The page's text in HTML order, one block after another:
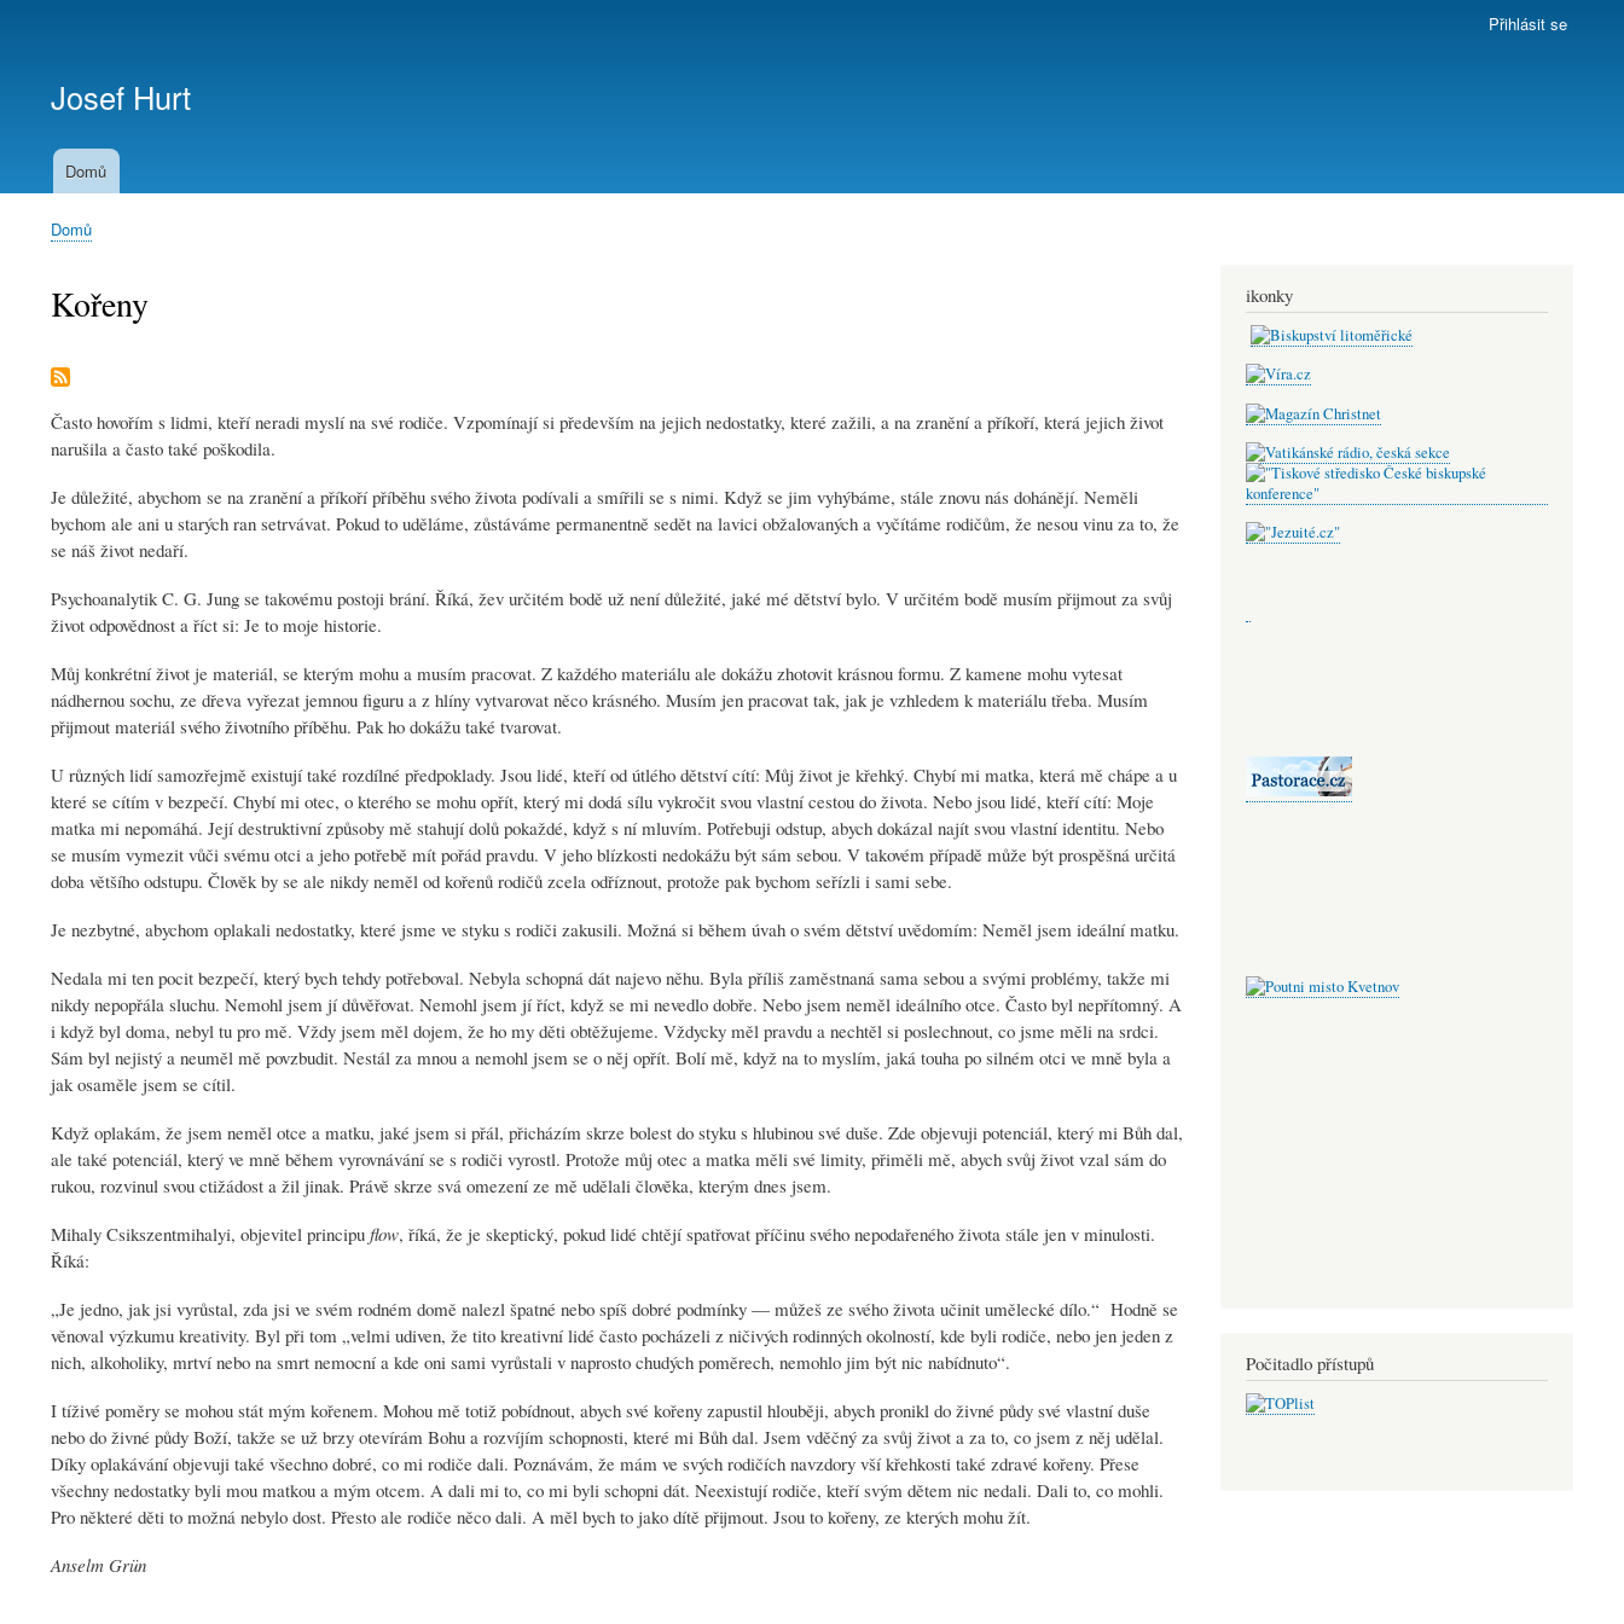
účtu
Přihlásit se
Josef Hurt
Domů
Drobečková
Domů
Kořeny
Často hovořím s lidmi, kteří neradi myslí na své rodiče. Vzpomínají si především na jejich nedostatky, které zažili, a na zranění a příkoří, která jejich život
narušila a často také poškodila.
Je důležité, abychom se na zranění a příkoří příběhu svého života podívali a smířili se s nimi. Když se jim vyhýbáme, stále znovu nás dohánějí. Neměli
bychom ale ani u starých ran setrvávat. Pokud to uděláme, zůstáváme permanentně sedět na lavici obžalovaných a vyčítáme rodičům, že nesou vinu za to, že
se náš život nedaří.
Psychoanalytik C. G. Jung se takovému postoji brání. Říká, žev určitém bodě už není důležité, jaké mé dětství bylo. V určitém bodě musím přijmout za svůj
život odpovědnost a říct si: Je to moje historie.
Můj konkrétní život je materiál, se kterým mohu a musím pracovat. Z každého materiálu ale dokážu zhotovit krásnou formu. Z kamene mohu vytesat
nádhernou sochu, ze dřeva vyřezat jemnou figuru a z hlíny vytvarovat něco krásného. Musím jen pracovat tak, jak je vzhledem k materiálu třeba. Musím
přijmout materiál svého životního příběhu. Pak ho dokážu také tvarovat.
U různých lidí samozřejmě existují také rozdílné předpoklady. Jsou lidé, kteří od útlého dětství cítí: Můj život je křehký. Chybí mi matka, která mě chápe a u
které se cítím v bezpečí. Chybí mi otec, o kterého se mohu opřít, který mi dodá sílu vykročit svou vlastní cestou do života. Nebo jsou lidé, kteří cítí: Moje
matka mi nepomáhá. Její destruktivní způsoby mě stahují dolů pokaždé, když s ní mluvím. Potřebuji odstup, abych dokázal najít svou vlastní identitu. Nebo
se musím vymezit vůči svému otci a jeho potřebě mít pořád pravdu. V jeho blízkosti nedokážu být sám sebou. V takovém případě může být prospěšná určitá
doba většího odstupu. Člověk by se ale nikdy neměl od kořenů rodičů zcela odříznout, protože pak bychom seřízli i sami sebe.
Je nezbytné, abychom oplakali nedostatky, které jsme ve styku s rodiči zakusili. Možná si během úvah o svém dětství uvědomím: Neměl jsem ideální matku.
Nedala mi ten pocit bezpečí, který bych tehdy potřeboval. Nebyla schopná dát najevo něhu. Byla příliš zaměstnaná sama sebou a svými problémy, takže mi
nikdy nepopřála sluchu. Nemohl jsem jí důvěřovat. Nemohl jsem jí říct, když se mi nevedlo dobře. Nebo jsem neměl ideálního otce. Často byl nepřítomný. A
i když byl doma, nebyl tu pro mě. Vždy jsem měl dojem, že ho my děti obtěžujeme. Vždycky měl pravdu a nechtěl si poslechnout, co jsme měli na srdci.
Sám byl nejistý a neuměl mě povzbudit. Nestál za mnou a nemohl jsem se o něj opřít. Bolí mě, když na to myslím, jaká touha po silném otci ve mně byla a
jak osaměle jsem se cítil.
Když oplakám, že jsem neměl otce a matku, jaké jsem si přál, přicházím skrze bolest do styku s hlubinou své duše. Zde objevuji potenciál, který mi Bůh dal,
ale také potenciál, který ve mně během vyrovnávání se s rodiči vyrostl. Protože můj otec a matka měli své limity, přiměli mě, abych svůj život vzal sám do
rukou, rozvinul svou ctižádost a žil jinak. Právě skrze svá omezení ze mě udělali člověka, kterým dnes jsem.
Mihaly Csikszentmihalyi, objevitel principu flow, říká, že je skeptický, pokud lidé chtějí spatřovat příčinu svého nepodařeného života stále jen v minulosti.
Říká:
„Je jedno, jak jsi vyrůstal, zda jsi ve svém rodném domě nalezl špatné nebo spíš dobré podmínky — můžeš ze svého života učinit umělecké dílo.“ Hodně se
věnoval výzkumu kreativity. Byl při tom „velmi udiven, že tito kreativní lidé často pocházeli z ničivých rodinných okolností, kde byli rodiče, nebo jen jeden z
nich, alkoholiky, mrtví nebo na smrt nemocní a kde oni sami vyrůstali v naprosto chudých poměrech, nemohlo jim být nic nabídnuto“.
I tíživé poměry se mohou stát mým kořenem. Mohou mě totiž pobídnout, abych své kořeny zapustil hlouběji, abych pronikl do živné půdy své vlastní duše
nebo do živné půdy Boží, takže se už brzy otevírám Bohu a rozvíjím schopnosti, které mi Bůh dal. Jsem vděčný za svůj život a za to, co jsem z něj udělal.
Díky oplakávání objevuji také všechno dobré, co mi rodiče dali. Poznávám, že mám ve svých rodičích navzdory vší křehkosti také zdravé kořeny. Přese
všechny nedostatky byli mou matkou a mým otcem. A dali mi to, co mi byli schopni dát. Neexistují rodiče, kteří svým dětem nic nedali. Dali to, co mohli.
Pro některé děti to možná nebylo dost. Přesto ale rodiče něco dali. A měl bych to jako dítě přijmout. Jsou to kořeny, ze kterých mohu žít.
Anselm Grün
ikonky
Počitadlo přístupů